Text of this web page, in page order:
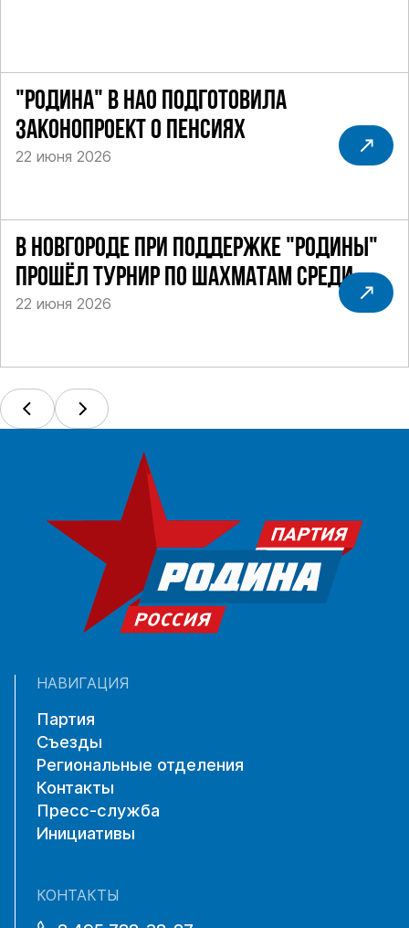
"РОДИНА" В НАО ПОДГОТОВИЛА
ЗАКОНОПРОЕКТ О ПЕНСИЯХ
22 июня 2026
В НОВГОРОДЕ ПРИ ПОДДЕРЖКЕ "РОДИНЫ"
ПРОШЁЛ ТУРНИР ПО ШАХМАТАМ СРЕДИ
СИЛОВИКОВ
22 июня 2026
НАВИГАЦИЯ
Партия
Съезды
Региональные отделения
Контакты
Пресс-служба
Инициативы
КОНТАКТЫ